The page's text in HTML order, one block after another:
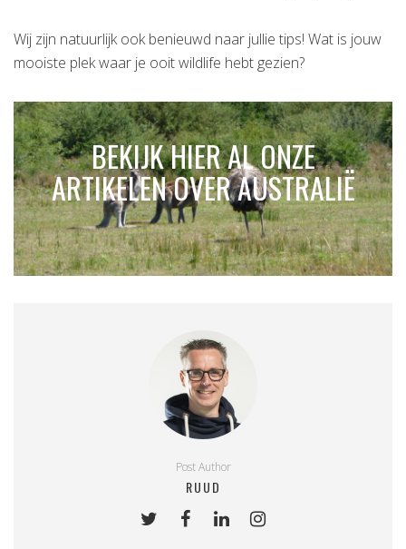
Wij zijn natuurlijk ook benieuwd naar jullie tips! Wat is jouw
mooiste plek waar je ooit wildlife hebt gezien?
BEKIJK HIER AL ONZE
ARTIKELEN OVER AUSTRALIË
Post Author
RUUD